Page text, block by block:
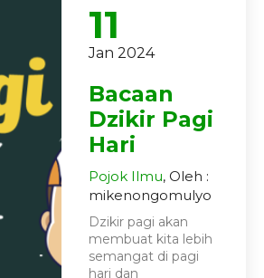
11
Jan 2024
Bacaan
Dzikir Pagi
Hari
Pojok Ilmu, Oleh :
mikenongomulyo
Dzikir pagi akan
membuat kita lebih
semangat di pagi
hari dan